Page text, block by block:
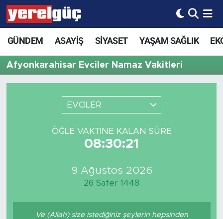
GÜNDEM ASAYİŞ SİYASET YAŞAM SAĞLIK
Afyonkarahisar Evciler Namaz Vakitleri
EVCİLER
ÖĞLE VAKTINE KALAN SÜRE
08:30:21
9 Ağustos 2026
26 Safer 1448
Ve (Allah) size istediğiniz şeylerin hepsinden